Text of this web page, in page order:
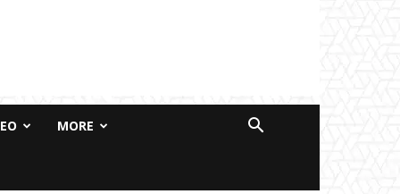
MORE